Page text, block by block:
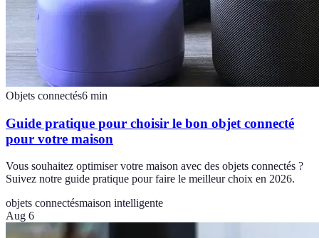
Objets connectés6 min
Guide pratique pour choisir le bon objet connecté
pour votre maison
Vous souhaitez optimiser votre maison avec des objets connectés ?
Suivez notre guide pratique pour faire le meilleur choix en 2026.
objets connectésmaison intelligente
Aug 6